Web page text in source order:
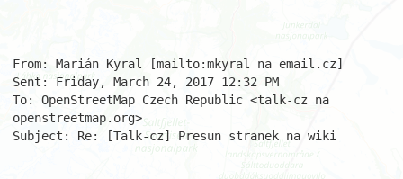
From: Marián Kyral [mailto:mkyral na email.cz]
Sent: Friday, March 24, 2017 12:32 PM
To: OpenStreetMap Czech Republic <talk-cz na
openstreetmap.org>
Subject: Re: [Talk-cz] Presun stranek na wiki